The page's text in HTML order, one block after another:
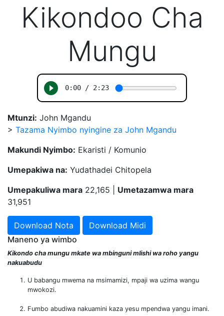
Kikondoo Cha
Mungu
Mtunzi: John Mgandu
> Tazama Nyimbo nyingine za John Mgandu
Makundi Nyimbo: Ekaristi / Komunio
Umepakiwa na: Yudathadei Chitopela
Umepakuliwa mara 22,165 | Umetazamwa mara
31,951
Download Nota
Download Midi
Maneno ya wimbo
Kikondo cha mungu mkate wa mbinguni mlishi wa roho yangu
nakuabudu
U babangu mwema na msimamizi, mpaji wa uzima wangu
mwokozi.
Fumbo abudiwa nakuamini kaza yesu mpendwa yangu imani.